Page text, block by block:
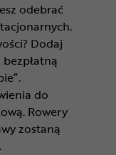
odebrać
Dodaj
do
Rowery
zostaną